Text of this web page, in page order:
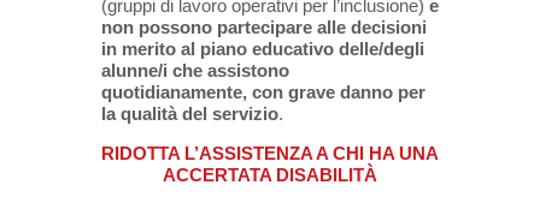
(gruppi di lavoro operativi per l’inclusione) e
non possono partecipare alle decisioni
in merito al piano educativo delle/degli
alunne/i che assistono
quotidianamente, con grave danno per
la qualità del servizio.
RIDOTTA L’ASSISTENZA A CHI HA UNA
ACCERTATA DISABILITÀ